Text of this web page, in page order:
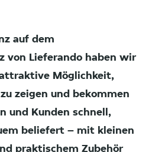
auf dem
von Lieferando haben wir
Möglichkeit,
zeigen und bekommen
und Kunden schnell,
beliefert – mit kleinen
praktischem Zubehör